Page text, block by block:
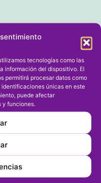
tecnologías como las
información del dispositivo. El
permitirá procesar datos como
únicas en este
puede afectar
y funciones.
Serrat son
Auto Slalom
Games